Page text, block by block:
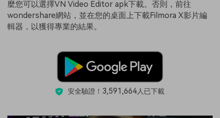
麼您可以選擇VN Video Editor apk下載。否則，前往
wondershare網站，並在您的桌面上下載Filmora X影片編
輯器，以獲得專業的結果。
安全驗證！ 3,591,664人已下載